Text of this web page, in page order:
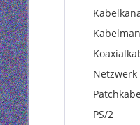
Netzwerk
PS/2